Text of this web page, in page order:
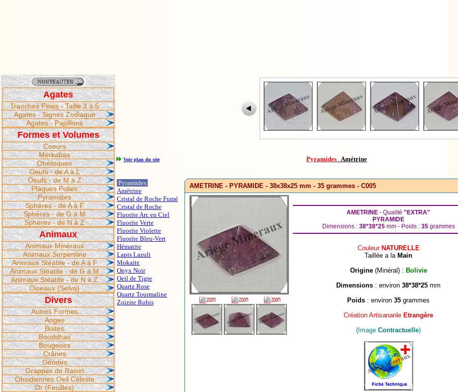
Agates
Tranches Fines - Taille 3 à 5
Agates - Signes Zodiaque
Agates - Papillons
Formes et Volumes
Coeurs
Merkabas
Obélisques
Oeufs - de A à L
Oeufs - de M à Z
Plaques Polies
Pyramides
Sphères - de A à F
Sphères - de G à M
Sphères - de N à Z
Animaux
Animaux Minéraux
Animaux Serpentine
Animaux Stéatite - de A à F
Animaux Stéatite - de G à M
Animaux Stéatite - de N à Z
Oiseaux (Selva)
Divers
Autres Formes
Anges
Boites
Bouddhas
Bougeoirs
Crânes
Géodes
Grappes de Raisin
Obsidiennes Oeil Céleste
Or (Feuilles)
Voir plan du site Pyramides Amétrine
Pyramides
Amétrine
Cristal de Roche Fumé
Cristal de Roche
Fluorite Arc en Ciel
Fluorite Verte
Fluorite Violette
Fluorite Bleu-Vert
Hématite
Lapis Lazuli
Mokaite
Onyx Noir
Oeil de Tigre
Quartz Rose
Quartz Tourmaline
Zoizite Rubis
AMETRINE - PYRAMIDE - 38x38x25 mm - 35 grammes - C005
AMETRINE - Qualité "EXTRA"
PYRAMIDE
Dimensions :38*38*25 mm - Poids :35 grammes
CouleurNATURELLE
Taillée a laMain
Origine (Minéral) : Bolivie
Dimensions : environ 38*38*25 mm
Poids : environ 35 grammes
Création Artisananle Etrangère
(Image Contractuelle)